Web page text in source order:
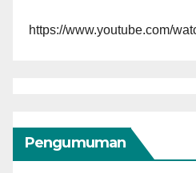
https://www.youtube.com/
Pengumuman